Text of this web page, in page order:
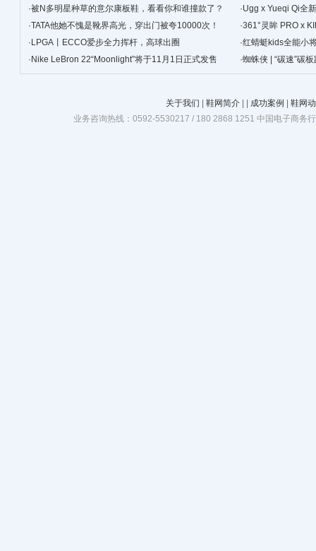
景
·被N多明星种草的意尔康板鞋，看看你和谁撞款了？ ·Ugg x Yueqi Qi全
·TATA他她不愧是靴界高光，穿出门被夸10000次！ ·361°灵眸 PRO x
跑鞋
· LPGA丨ECCO爱步全力挥杆，高球出圈 ·红蜻蜓kids全能小
· Nike LeBron 22“Moonlight”将于11月1日正式发售 ·蜘蛛侠 | “碳速”碳
关于我们 鞋网简介 成功案例
鞋网
业务咨询热线：0592-5530217 / 180 2868 1251 中国电子商务